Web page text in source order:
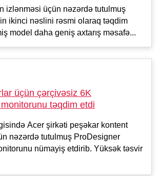
izlənməsi üçün nəzərdə tutulmuş
ikinci nəslini rəsmi olaraq təqdim
model daha geniş axtarış məsafə...
üçün çərçivəsiz 6K
təqdim etdi
Acer şirkəti peşəkar kontent
nəzərdə tutulmuş ProDesigner
nümayiş etdirib. Yüksək təsvir